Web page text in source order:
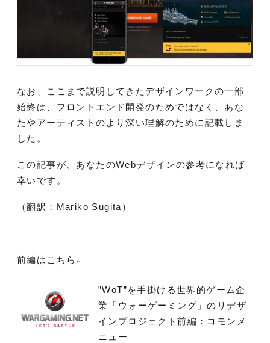
なお、ここまで説明してきたデザインワークの一部
始終は、フロントエンド開発のためではなく、あな
たやアーティストのより深い理解のために記載しま
した。
この記事が、あなたのWebデザインの参考になれば
幸いです。
（翻訳：Mariko Sugita）
前編はこちら↓
”WoT”を手掛ける世界的ゲーム企
業「ウォーゲーミング」のリデザ
インプロジェクト前編：コモンメ
ニュー